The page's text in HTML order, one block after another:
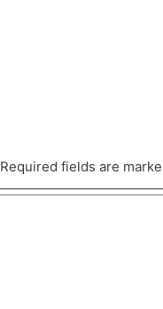
Required fields are